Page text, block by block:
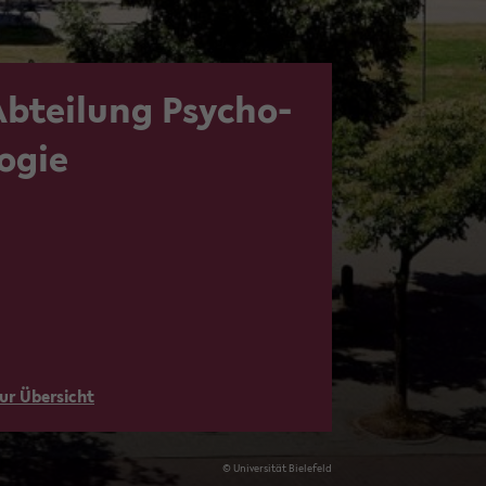
Psy­cho­
Über­sicht
© Uni­ver­si­tät Bie­le­feld